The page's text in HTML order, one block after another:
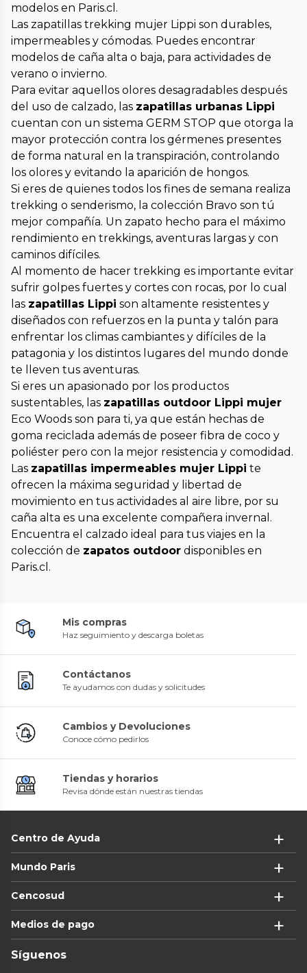
modelos en Paris.cl.
Las zapatillas trekking mujer Lippi son durables,
impermeables y cómodas. Puedes encontrar
modelos de caña alta o baja, para actividades de
verano o invierno.
Para evitar aquellos olores desagradables después
del uso de calzado, las zapatillas urbanas Lippi
cuentan con un sistema GERM STOP que otorga la
mayor protección contra los gérmenes presentes
de forma natural en la transpiración, controlando
los olores y evitando la aparición de hongos.
Si eres de quienes todos los fines de semana realiza
trekking o senderismo, la colección Bravo son tú
mejor compañía. Un zapato hecho para el máximo
rendimiento en trekkings, aventuras largas y con
caminos difíciles.
Al momento de hacer trekking es importante evitar
sufrir golpes fuertes y cortes con rocas, por lo cual
las zapatillas Lippi son altamente resistentes y
diseñados con refuerzos en la punta y talón para
enfrentar los climas cambiantes y difíciles de la
patagonia y los distintos lugares del mundo donde
te lleven tus aventuras.
Si eres un apasionado por los productos
sustentables, las zapatillas outdoor Lippi mujer
Eco Woods son para ti, ya que están hechas de
goma reciclada además de poseer fibra de coco y
poliéster pero con la mejor resistencia y comodidad.
Las zapatillas impermeables mujer Lippi te
ofrecen la máxima seguridad y libertad de
movimiento en tus actividades al aire libre, por su
caña alta es una excelente compañera invernal.
Encuentra el calzado ideal para tus viajes en la
colección de zapatos outdoor disponibles en
Paris.cl.
Mis compras
Haz seguimiento y descarga boletas
Contáctanos
Te ayudamos con dudas y solicitudes
Cambios y Devoluciones
Conoce cómo pedirlos
Tiendas y horarios
Revisa dónde están nuestras tiendas
Centro de Ayuda
Mundo Paris
Cencosud
Medios de pago
Síguenos